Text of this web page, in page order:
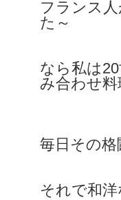
フランス
た～
なら私は
み合わせ
毎日その
それで和